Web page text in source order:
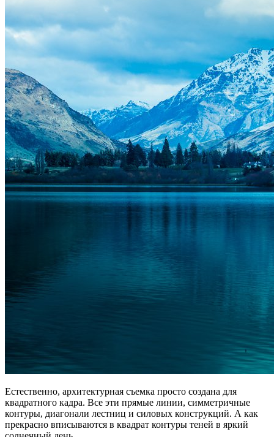
Естественно, архитектурная съемка просто создана для
квадратного кадра. Все эти прямые линии, симметричные
контуры, диагонали лестниц и силовых конструкций. А как
прекрасно вписываются в квадрат контуры теней в яркий